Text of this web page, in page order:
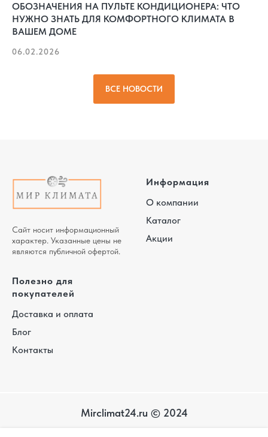
ОБОЗНАЧЕНИЯ НА ПУЛЬТЕ КОНДИЦИОНЕРА: ЧТО
НУЖНО ЗНАТЬ ДЛЯ КОМФОРТНОГО КЛИМАТА В
ВАШЕМ ДОМЕ
06.02.2026
ВСЕ НОВОСТИ
Сайт носит информационный
характер. Указанные цены не
являются публичной офертой.
Информация
О компании
Каталог
Акции
Полезно для
покупателей
Доставка и оплата
Блог
Контакты
Mirclimat24.ru © 2024